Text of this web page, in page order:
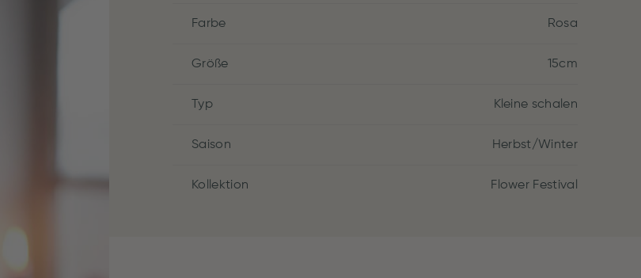
Farbe Rosa
Größe 15cm
Typ Kleine schalen
Saison Herbst/Winter
Kollektion Flower Festival